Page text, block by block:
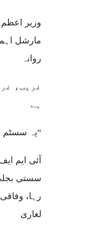
وزیر
مارشل
روانہ
غریب،
ہے
“یہ سسٹم
آئی ایم
سستی
رہا،
لغاری